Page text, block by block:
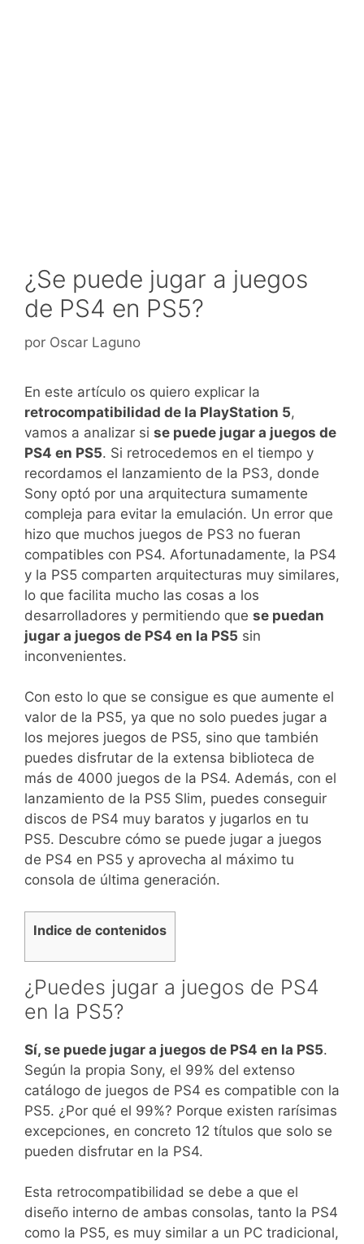
¿Se puede jugar a juegos
de PS4 en PS5?
por Oscar Laguno
En este artículo os quiero explicar la
retrocompatibilidad de la PlayStation 5,
vamos a analizar si se puede jugar a juegos de
PS4 en PS5. Si retrocedemos en el tiempo y
recordamos el lanzamiento de la PS3, donde
Sony optó por una arquitectura sumamente
compleja para evitar la emulación. Un error que
hizo que muchos juegos de PS3 no fueran
compatibles con PS4. Afortunadamente, la PS4
y la PS5 comparten arquitecturas muy similares,
lo que facilita mucho las cosas a los
desarrolladores y permitiendo que se puedan
jugar a juegos de PS4 en la PS5 sin
inconvenientes.
Con esto lo que se consigue es que aumente el
valor de la PS5, ya que no solo puedes jugar a
los mejores juegos de PS5, sino que también
puedes disfrutar de la extensa biblioteca de
más de 4000 juegos de la PS4. Además, con el
lanzamiento de la PS5 Slim, puedes conseguir
discos de PS4 muy baratos y jugarlos en tu
PS5. Descubre cómo se puede jugar a juegos
de PS4 en PS5 y aprovecha al máximo tu
consola de última generación.
Indice de contenidos
¿Puedes jugar a juegos de PS4
en la PS5?
Sí, se puede jugar a juegos de PS4 en la PS5.
Según la propia Sony, el 99% del extenso
catálogo de juegos de PS4 es compatible con la
PS5. ¿Por qué el 99%? Porque existen rarísimas
excepciones, en concreto 12 títulos que solo se
pueden disfrutar en la PS4.
Esta retrocompatibilidad se debe a que el
diseño interno de ambas consolas, tanto la PS4
como la PS5, es muy similar a un PC tradicional,